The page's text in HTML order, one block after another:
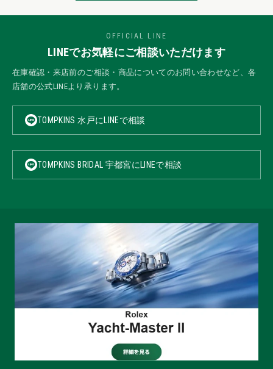
OFFICIAL LINE
LINEでお気軽にご相談いただけます
在庫確認・来店前のご相談・商品についてのお問い合わせなど、各
店舗の公式LINEより承ります。
TOMPKINS 水戸にLINEで相談
TOMPKINS BRIDAL 宇都宮にLINEで相談